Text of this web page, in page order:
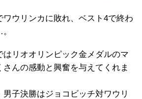
ワウリンカに敗れ、ベスト4で終わ
はリオオリンピック金メダルのマ
さんの感動と興奮を与えてくれま
子決勝はジョコビッチ対ワウリ